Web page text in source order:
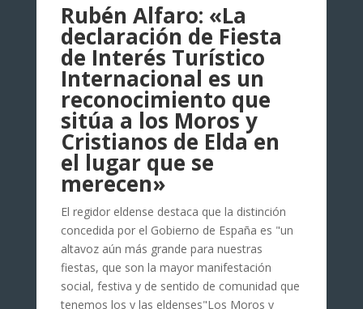
Rubén Alfaro: «La
declaración de Fiesta
de Interés Turístico
Internacional es un
reconocimiento que
sitúa a los Moros y
Cristianos de Elda en
el lugar que se
merecen»
El regidor eldense destaca que la distinción
concedida por el Gobierno de España es "un
altavoz aún más grande para nuestras
fiestas, que son la mayor manifestación
social, festiva y de sentido de comunidad que
tenemos los y las eldenses"Los Moros y